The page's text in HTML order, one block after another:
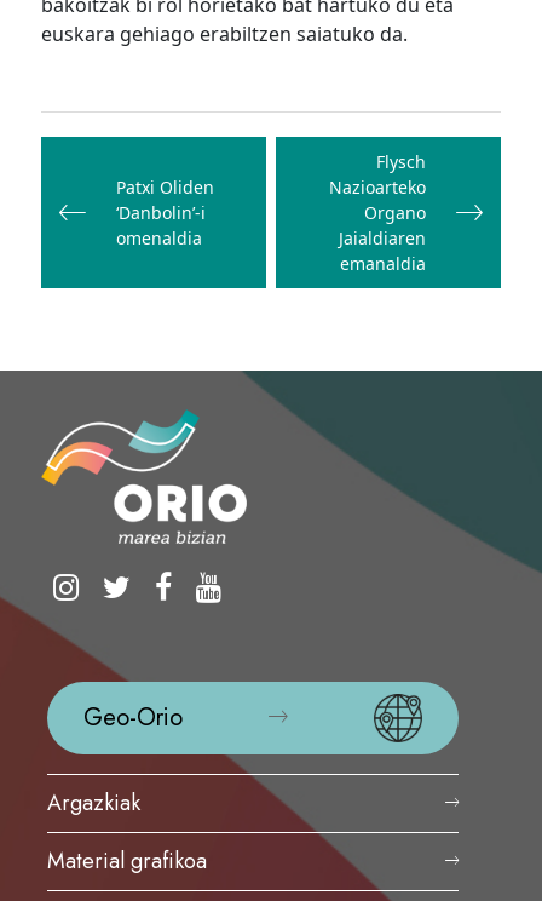
bakoitzak bi rol horietako bat hartuko du eta
euskara gehiago erabiltzen saiatuko da.
Bidalketetan
nabigatuPatxi Oliden
‘Danbolin’-i
omenaldia
Flysch
Nazioarteko
Organo
Jaialdiaren
emanaldia
Geo-Orio
Argazkiak
Material grafikoa